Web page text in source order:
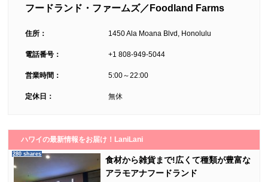
フードランド・ファームズ／Foodland Farms
住所： 1450 Ala Moana Blvd, Honolulu
電話番号： +1 808-949-5044
営業時間： 5:00～22:00
定休日： 無休
ハワイの最新情報をお届け！LaniLani
280 shares
食材から雑貨まで!広くて種類が豊富な
アラモアナフードランド